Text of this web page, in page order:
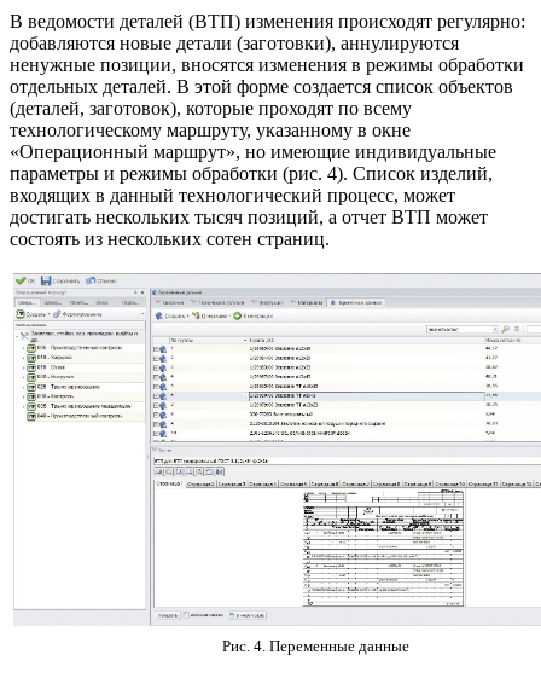
В ведомости деталей (ВТП) изменения происходят регулярно:
добавляются новые детали (заготовки), аннулируются
ненужные позиции, вносятся изменения в режимы обработки
отдельных деталей. В этой форме создается список объектов
(деталей, заготовок), которые проходят по всему
технологическому маршруту, указанному в окне
«Операционный маршрут», но имеющие индивидуальные
параметры и режимы обработки (рис. 4). Список изделий,
входящих в данный технологический процесс, может
достигать нескольких тысяч позиций, а отчет ВТП может
состоять из нескольких сотен страниц.
Рис. 4. Переменные данные